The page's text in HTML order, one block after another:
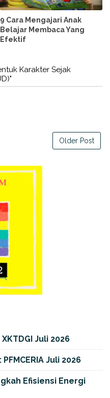
9 Cara Mengajari Anak
Belajar Membaca Yang
Efektif
Karakter Sejak
Older Post
Juli 2026
Juli 2026
Efisiensi Energi